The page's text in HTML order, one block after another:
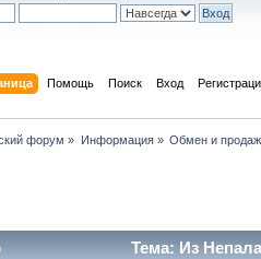
Помощь Поиск Вход
форум » Информация» Обмен и
Тема: Из